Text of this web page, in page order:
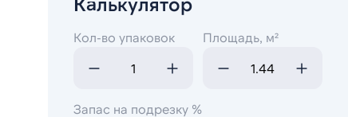
Кол-во упаковок Площадь, м²
Запас на подрезку %